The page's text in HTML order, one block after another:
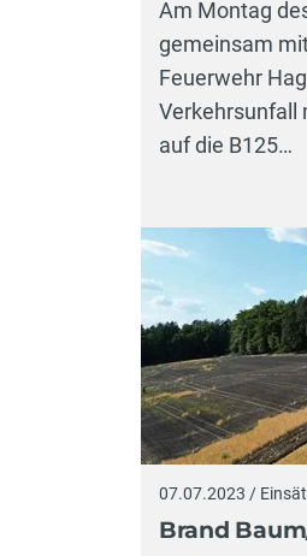
Am Montag
gemeinsam
Feuerwehr
Verkehrsunfall
auf die B125…
07.07.2023 /
Brand